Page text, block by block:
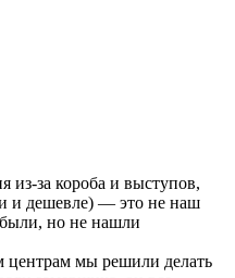
из-за короба и выступов,
и дешевле) — это не наш
но не нашли
центрам мы решили делать